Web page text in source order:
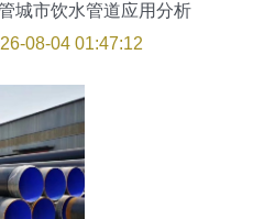
城市饮水管道应用分析
08-04 01:47:12